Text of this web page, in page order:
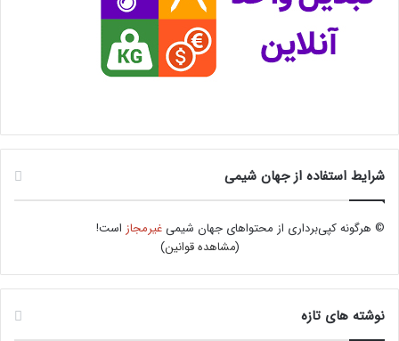
شرایط استفاده از جهان شیمی
© هرگونه کپی‌برداری از محتواهای جهان شیمیغیرمجاز است!
(مشاهده قوانین)
نوشته های تازه